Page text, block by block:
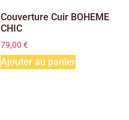
Couverture Cuir BOHEME
CHIC
79,00 €
Ajouter au panier